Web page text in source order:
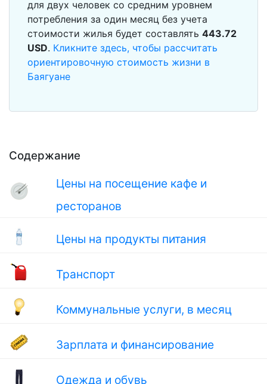
Содержание
Цены на посещение кафе и
ресторанов
Цены на продукты питания
Транспорт
Коммунальные услуги, в месяц
Зарплата и финансирование
Одежда и обувь
для двух человек со средним уровнем
потребления за один месяц без учета
стоимости жилья будет составлять 443.72
USD. Кликните здесь, чтобы рассчитать
ориентировочную стоимость жизни в
Баягуане